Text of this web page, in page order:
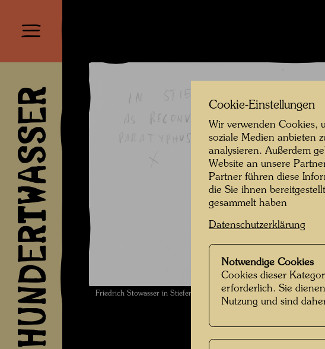
HUNDERTWASSER Friedrich Stowasser in Stiefern , Fotograf: Unbekannt Unknown ©
Cookie-Einstellungen
Wir verwenden Cookies,
soziale Medien anbieten
analysieren. Außerdem
Website an unsere
Partner führen diese
die Sie ihnen
gesammelt haben
Datenschutzerklärung
Notwendige Cookies
Cookies dieser
erforderlich. Sie
Nutzung und sind